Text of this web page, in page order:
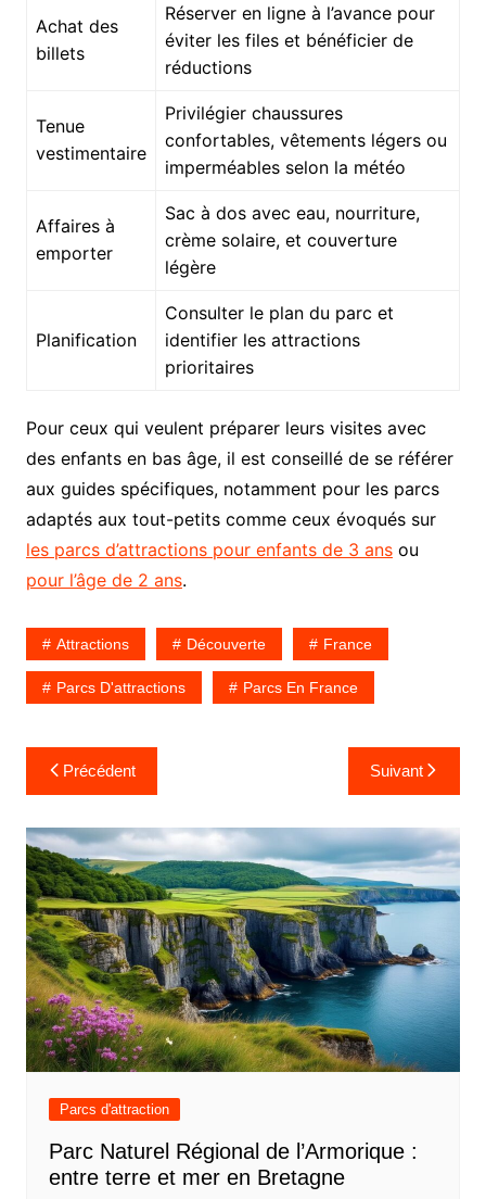
Achat des
billets
Réserver en ligne à l’avance pour
éviter les files et bénéficier de
réductions
Tenue
vestimentaire
Privilégier chaussures
confortables, vêtements légers ou
imperméables selon la météo
Affaires à
emporter
Sac à dos avec eau, nourriture,
crème solaire, et couverture
légère
Planification
Consulter le plan du parc et
identifier les attractions
prioritaires
Pour ceux qui veulent préparer leurs visites avec
des enfants en bas âge, il est conseillé de se référer
aux guides spécifiques, notamment pour les parcs
adaptés aux tout-petits comme ceux évoqués sur
les parcs d’attractions pour enfants de 3 ansou
pour l’âge de 2 ans.
Attractions Découverte France
Parcs D'attractions Parcs En France
Navigation
de
l’article
Précédent Suivant
Parcs d'attraction
Parc Naturel Régional de l’Armorique :
entre terre et mer en Bretagne